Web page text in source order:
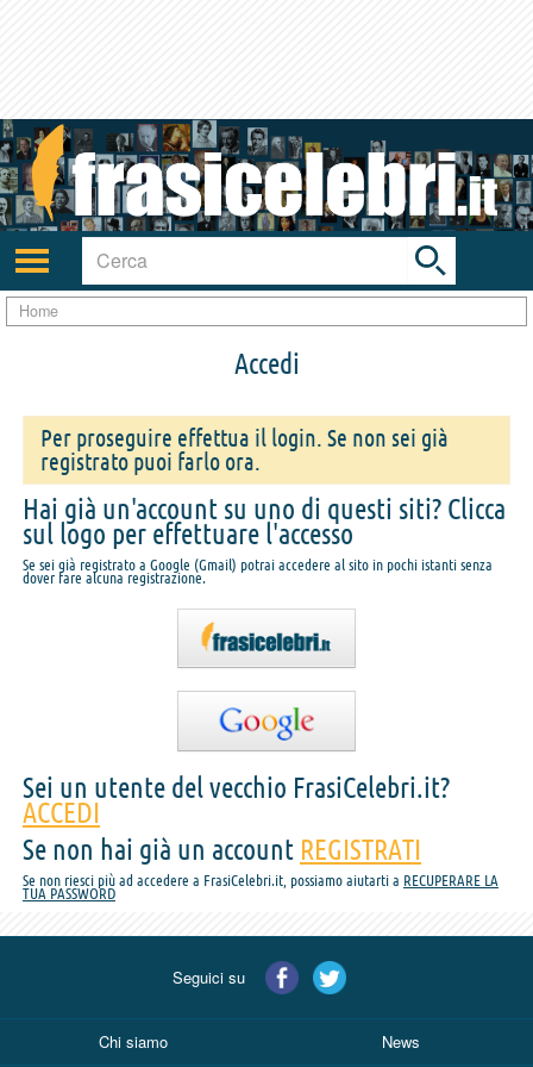
Attiva/disattiva
navigazione
Toggle
search
bar
Home
Accedi
Per proseguire effettua il login. Se non sei già
registrato puoi farlo ora.
Hai già un'account su uno di questi siti? Clicca
sul logo per effettuare l'accesso
Se sei già registrato a Google (Gmail) potrai accedere al sito in pochi istanti senza
dover fare alcuna registrazione.
Sei un utente del vecchio FrasiCelebri.it?
ACCEDI
Se non hai già un account REGISTRATI
Se non riesci più ad accedere a FrasiCelebri.it, possiamo aiutarti a RECUPERARE LA
TUA PASSWORD
Seguici su
Chi siamo News